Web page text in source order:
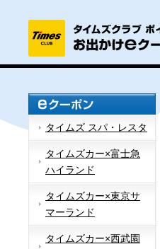
タイムズ スパ・レスタ
タイムズカー×富士急
ハイランド
タイムズカー×東京サ
マーランド
タイムズカー×西武園